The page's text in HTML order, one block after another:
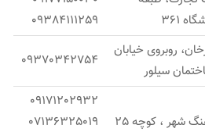
361
09384111259
روبروی خیابان
سیلور
09370342754
شیراز ، فرهنگ شهر ، کوچه 25
09171202932
07136325019